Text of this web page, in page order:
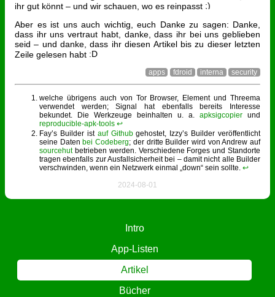
Intro
App-Listen
Artikel
Bücher
ihr gut könnt – und wir schauen, wo es reinpasst
Aber es ist uns auch wichtig, euch Danke zu sagen: Danke,
dass ihr uns vertraut habt, danke, dass ihr bei uns geblieben
seid – und danke, dass ihr diesen Artikel bis zu dieser letzten
Zeile gelesen habt
apps fdroid interna security
welche übrigens auch von Tor Browser, Element und Threema
verwendet werden; Signal hat ebenfalls bereits Interesse
bekundet. Die Werkzeuge beinhalten u. a. apksigcopier und
reproducible-apk-tools ↩︎
Fay’s Builder ist auf Githubgehostet, Izzy’s Builder veröffentlicht
seine Daten bei Codeberg; der dritte Builder wird von Andrew auf
sourcehutbetrieben werden. Verschiedene Forges und Standorte
tragen ebenfalls zur Ausfallsicherheit bei – damit nicht alle Builder
verschwinden, wenn ein Netzwerk einmal „down“ sein sollte. ↩︎
2024-08-01